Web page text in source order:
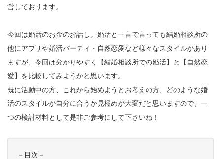
営しております。
今回は婚活のお金のお話し。婚活と一言で言っても結婚相談所の
他にアプリや婚活パーティ・自然恋愛など様々なスタイルがあり
ますが、今回は分かりやすく【結婚相談所での婚活】と【自然恋
愛】を比較してみようかと思います。
既に活動中の方、これから始めようとお考えの方、どのような婚
活のスタイルが自分に合うか見極めが大変だと思いますので、一
つの検討材料として是非ご参考にして下さいね！
－目次－